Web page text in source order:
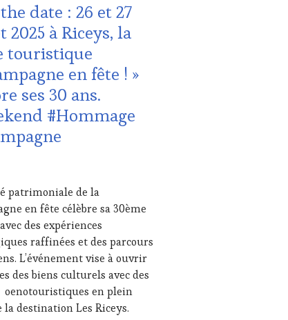
,
date : 26 et 27
à Riceys, la
touristique
en fête ! »
ses 30 ans.
#Hommage
patrimoniale de la
en fête célèbre sa 30ème
des expériences
raffinées et des parcours
L’événement vise à ouvrir
des biens culturels avec des
en plein
destination Les Riceys.